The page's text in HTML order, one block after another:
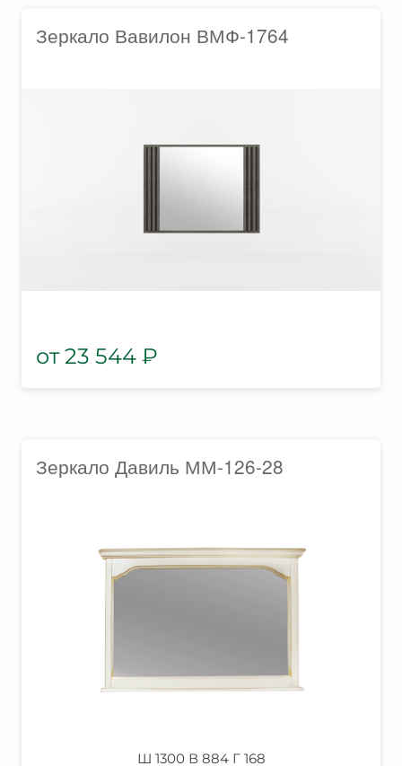
Зеркало Вавилон ВМФ-1764
23 544 ₽
Зеркало Давиль ММ-126-28
Ш 1300 В 884 Г 168